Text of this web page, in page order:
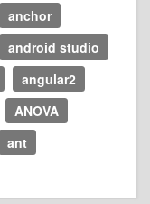
anchor
android studio
angular2
ANOVA
ant